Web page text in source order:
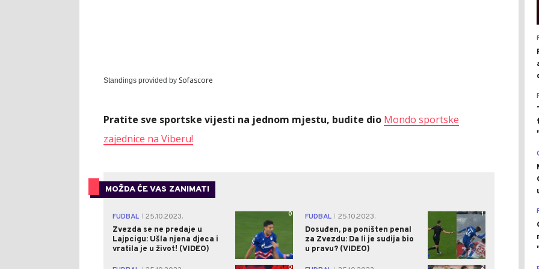
Standings provided by Sofascore
Pratite sve sportske vijesti na jednom mjestu, budite dio Mondo sportske
zajednice na Viberu!
MOŽDA ĆE VAS ZANIMATI
FUDBAL
25.10.2023.
Zvezda se ne predaje u
Lajpcigu: Ušla njena djeca i
vratila je u život! (VIDEO)
0 FUDBAL
25.10.2023.
Dosuđen, pa poništen penal
za Zvezdu: Da li je sudija bio
u pravu? (VIDEO)
1
0 2